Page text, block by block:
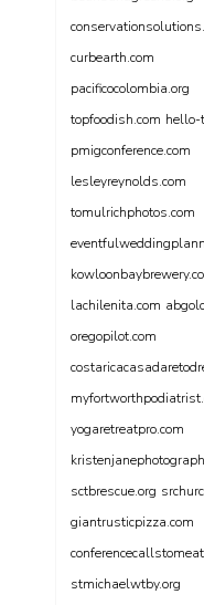
curbearth.com
pacificocolombia.org
topfoodish.com hello-
pmigconference.com
lesleyreynolds.com
tomulrichphotos.com
lachilenita.com
oregopilot.com
yogaretreatpro.com
sctbrescue.org
giantrusticpizza.com
stmichaelwtby.org